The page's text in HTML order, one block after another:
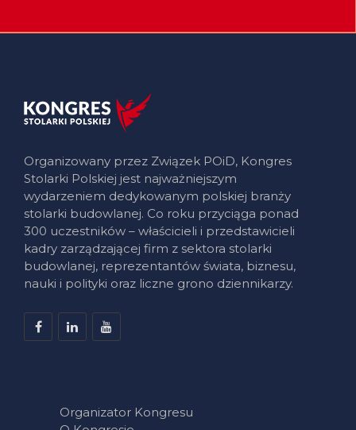
Organizowany przez Związek POiD, Kongres
Stolarki Polskiej jest najważniejszym
wydarzeniem dedykowanym polskiej branży
stolarki budowlanej. Co roku przyciąga ponad
300 uczestników – właścicieli i przedstawicieli
kadry zarządzającej firm z sektora stolarki
budowlanej, reprezentantów świata, biznesu,
nauki i polityki oraz liczne grono dziennikarzy.
Organizator Kongresu